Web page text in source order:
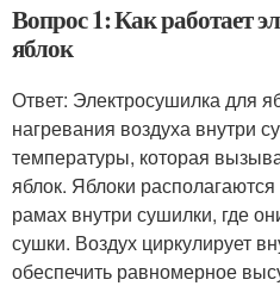
Вопрос 1: Как работает
яблок
Ответ: Электросушилка для
нагревания воздуха внутри
температуры, которая
яблок. Яблоки
рамах внутри сушилки, где
сушки. Воздух циркулирует
обеспечить равномерное